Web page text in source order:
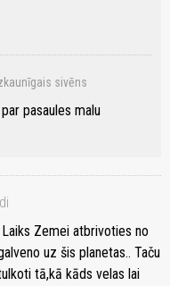
sivēns
pasaules malu
Zemei atbrivoties no
uz šis planetas.. Taču
tā,kā kāds velas lai